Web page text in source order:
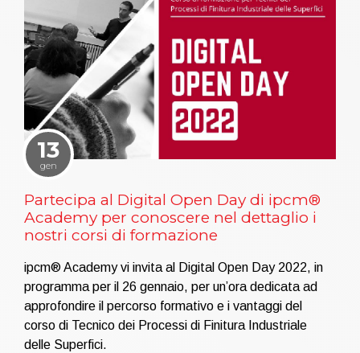
13
gen
Partecipa al Digital Open Day di ipcm®
Academy per conoscere nel dettaglio i
nostri corsi di formazione
ipcm® Academy vi invita al Digital Open Day 2022, in
programma per il 26 gennaio, per un’ora dedicata ad
approfondire il percorso formativo e i vantaggi del
corso di Tecnico dei Processi di Finitura Industriale
delle Superfici.